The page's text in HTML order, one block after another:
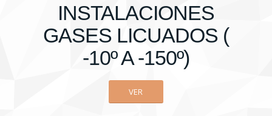
INSTALACIONES
GASES LICUADOS (
-10º A -150º)
VER